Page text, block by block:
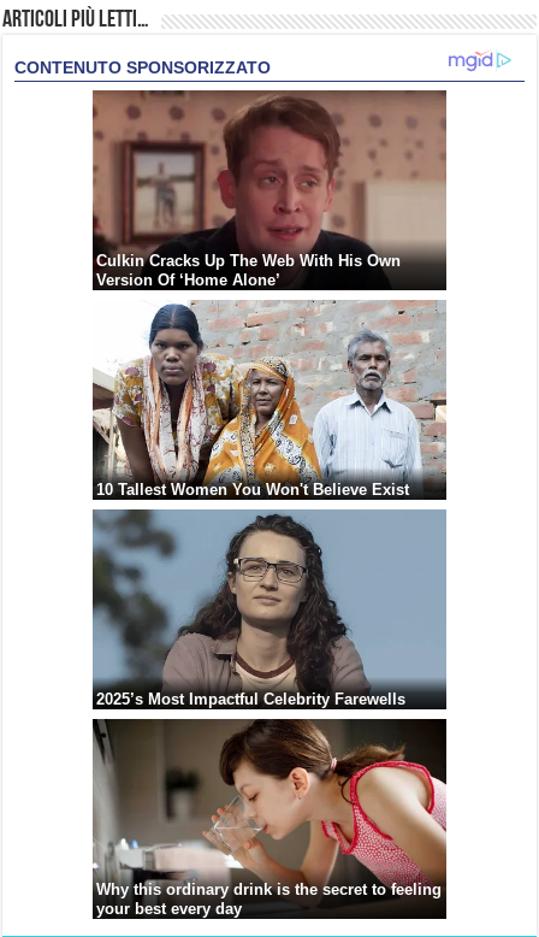
Articoli più Letti…